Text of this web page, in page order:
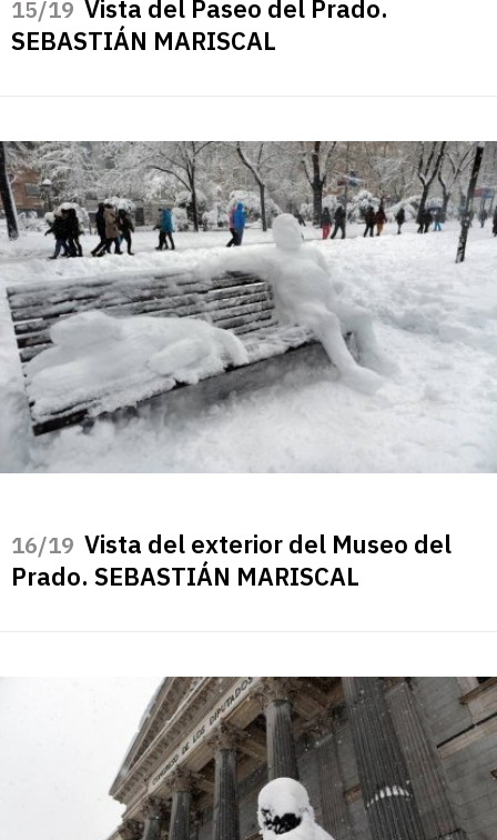
/19 Vista del Paseo del Prado.
SEBASTIÁN MARISCAL
/19 Vista del exterior del Museo del
Prado. SEBASTIÁN MARISCAL